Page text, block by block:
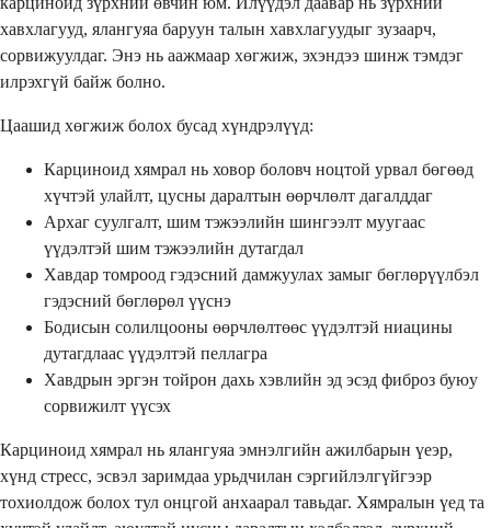
хавхлагууд, ялангуяа баруун талын хавхлагуудыг зузаарч,
сорвижуулдаг. Энэ нь аажмаар хөгжиж, эхэндээ шинж тэмдэг
илрэхгүй байж болно.
Цаашид хөгжиж болох бусад хүндрэлүүд:
Карциноид хямрал нь ховор боловч ноцтой урвал бөгөөд
хүчтэй улайлт, цусны даралтын өөрчлөлт дагалддаг
Архаг суулгалт, шим тэжээлийн шингээлт муугаас
үүдэлтэй шим тэжээлийн дутагдал
Хавдар томроод гэдэсний дамжуулах замыг бөглөрүүлбэл
гэдэсний бөглөрөл үүснэ
Бодисын солилцооны өөрчлөлтөөс үүдэлтэй ниацины
дутагдлаас үүдэлтэй пеллагра
Хавдрын эргэн тойрон дахь хэвлийн эд эсэд фиброз буюу
сорвижилт үүсэх
Карциноид хямрал нь ялангуяа эмнэлгийн ажилбарын үеэр,
хүнд стресс, эсвэл заримдаа урьдчилан сэргийлэлгүйгээр
тохиолдож болох тул онцгой анхаарал тавьдаг. Хямралын үед та